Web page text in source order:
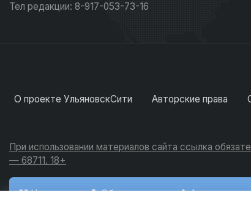
Тел редакции: 8-917-053-73-16
О проекте УльяновскСити Авторские права
При использовании материалов сайта ссылка
— 68711. 18+
Новости Обсуждения Активность